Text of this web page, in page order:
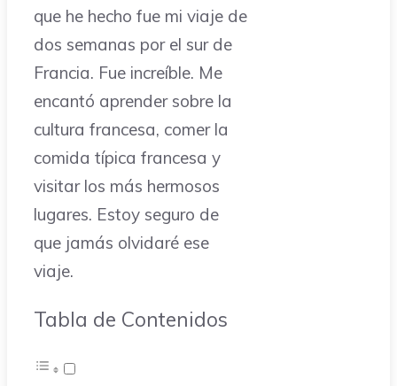
que he hecho fue mi viaje de
dos semanas por el sur de
Francia. Fue increíble. Me
encantó aprender sobre la
cultura francesa, comer la
comida típica francesa y
visitar los más hermosos
lugares. Estoy seguro de
que jamás olvidaré ese
viaje.
Tabla de Contenidos